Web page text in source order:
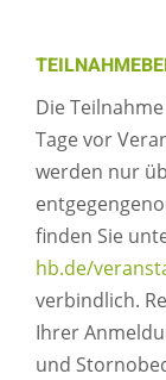
Die
Tage vor
werden nur
finden Sie
hb.de/
verbindlich.
Ihrer
und